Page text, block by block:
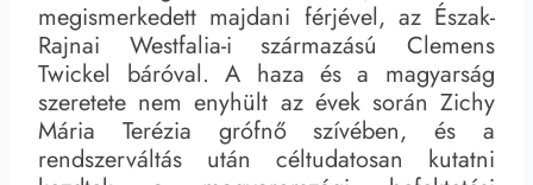
megismerkedett majdani férjével, az Észak-
Rajnai Westfalia-i származású Clemens
Twickel báróval. A haza és a magyarság
szeretete nem enyhült az évek során Zichy
Mária Terézia grófnő szívében, és a
rendszerváltás után céltudatosan kutatni